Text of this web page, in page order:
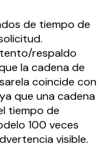
de tiempo de
respaldo
la cadena de
coincide con
que una cadena
tiempo de
100 veces
visible.